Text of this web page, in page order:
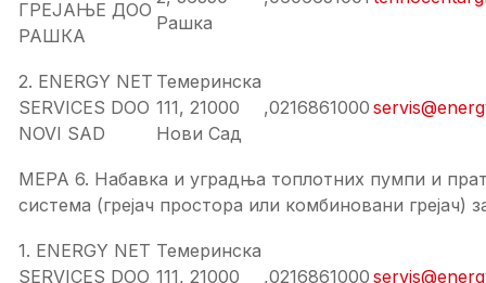
ГРЕЈАЊЕ ДОО
РАШКА
Рашка
2. ENERGY NET
SERVICES DOO
NOVI SAD
Темеринска
111, 21000
Нови Сад
,0216861000
МЕРА 6. Набавка и уградња топлотних пумпи и
система (грејач простора или комбиновани грејач)
1. ENERGY NET
SERVICES DOO
Темеринска
111, 21000
,0216861000